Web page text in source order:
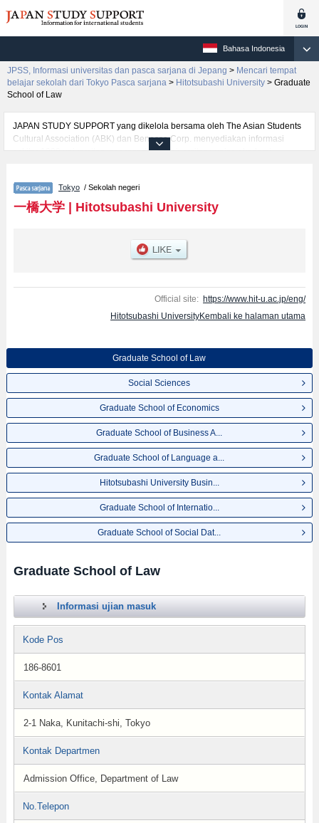
Bahasa Indonesia
JPSS, Informasi universitas dan pasca sarjana di Jepang > Mencari tempat
belajar sekolah dari Tokyo Pasca sarjana > Hitotsubashi University > Graduate
School of Law
JAPAN STUDY SUPPORT yang dikelola bersama oleh The Asian Students
Cultural Association (ABK) dan Benesse Corp. menyediakan informasi
sekitar 1300 universitas, pascasarjana, universitas yunior, akademi
informasi per jurusan riset seperti %% research %%, serta berbagai
informasi yang berguna bagi mahasiswa(i) mancanegara seperti kuota
untuk jumlah pendaftar dan jumlah kelulusan ujian masuk mahasiswa(i)
jalan, dan lainnya. Silakan memanfaatkannya.
Tokyo / Sekolah negeri
一橋大学| Hitotsubashi University
Official site: https://www.hit-u.ac.jp/eng/
Hitotsubashi UniversityKembali ke halaman utama
Graduate School of Law
Social Sciences
Graduate School of Economics
Graduate School of Business A...
Graduate School of Language a...
Hitotsubashi University Busin...
Graduate School of Internatio...
Graduate School of Social Dat...
Graduate School of Law
Informasi ujian masuk
Kode Pos
186-8601
Kontak Alamat
2-1 Naka, Kunitachi-shi, Tokyo
Kontak Departmen
Admission Office, Department of Law
No.Telepon